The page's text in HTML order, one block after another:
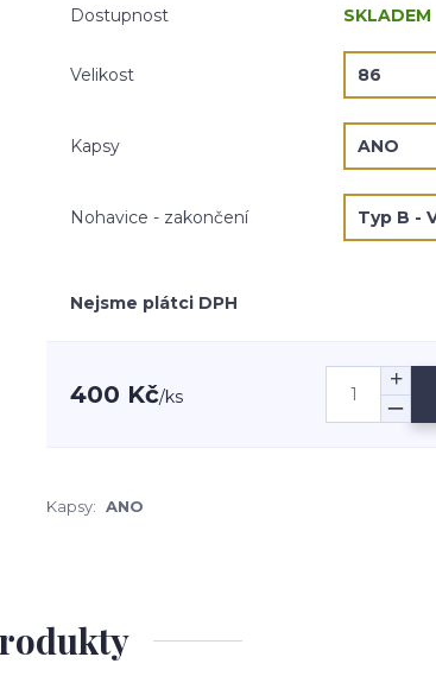
Dostupnost SKLADEM
Velikost
Kapsy
Nohavice - zakončení
Nejsme plátci DPH
400 Kč/ks
Kapsy: ANO